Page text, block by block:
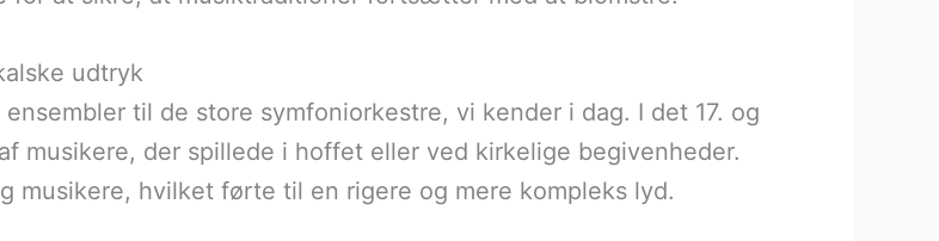
udtryk
til de store symfoniorkestre, vi kender i dag. I det 17. og
musikere, der spillede i hoffet eller ved kirkelige begivenheder.
musikere, hvilket førte til en rigere og mere kompleks lyd.